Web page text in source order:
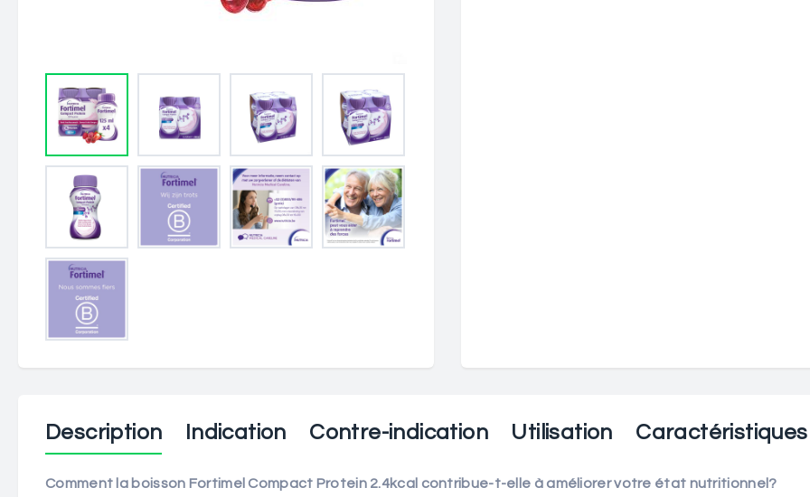
Description Indication Contre-indication Utilisation
Comment la boisson Fortimel Compact Protein 2.4kcal contribue-t-elle à améliorer votre état nutritionnel?